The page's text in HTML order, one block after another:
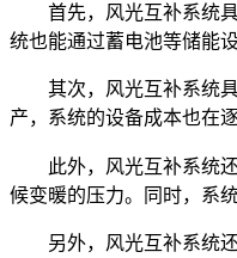
首先，风光互补系统
统也能通过蓄电池等储能
其次，风光互补系统
产，系统的设备成本也在
此外，风光互补系统
候变暖的压力。同时，系
另外，风光互补系统